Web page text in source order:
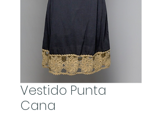
Vestido Punta
Cana